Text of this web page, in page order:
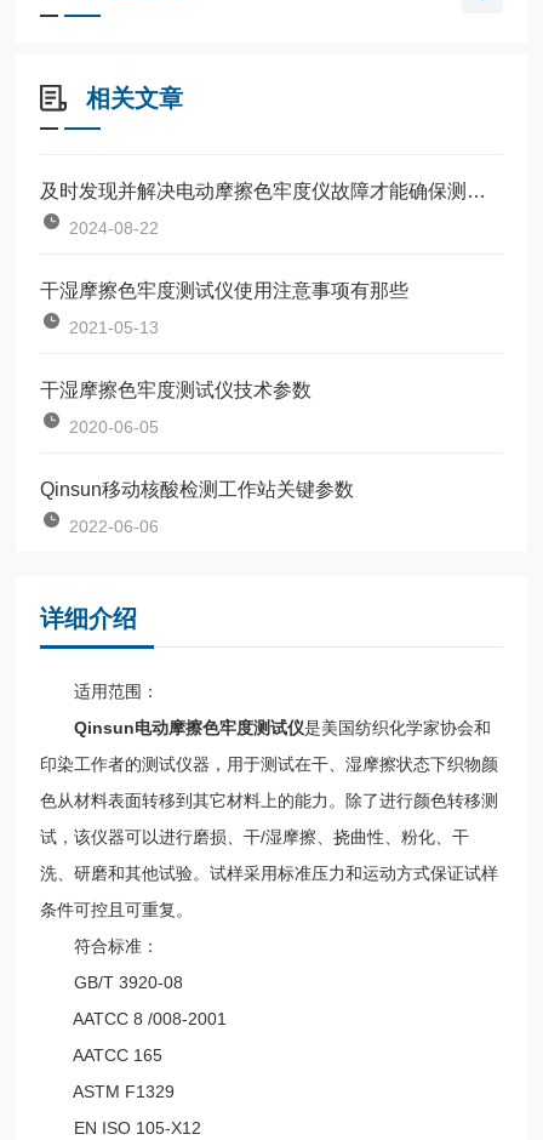
相关文章
及时发现并解决电动摩擦色牢度仪故障才能确保测试的准确性
2024-08-22
干湿摩擦色牢度测试仪使用注意事项有那些
2021-05-13
干湿摩擦色牢度测试仪技术参数
2020-06-05
Qinsun移动核酸检测工作站关键参数
2022-06-06
详细介绍
适用范围：
Qinsun电动摩擦色牢度测试仪是美国纺织化学家协会和
印染工作者的测试仪器，用于测试在干、湿摩擦状态下织物颜
色从材料表面转移到其它材料上的能力。除了进行颜色转移测
试，该仪器可以进行磨损、干/湿摩擦、挠曲性、粉化、干
洗、研磨和其他试验。试样采用标准压力和运动方式保证试样
条件可控且可重复。
符合标准：
GB/T 3920-08
AATCC 8 /008-2001
AATCC 165
ASTM F1329
EN ISO 105-X12